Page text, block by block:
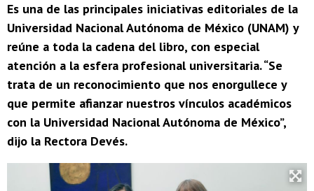
Es una de las principales iniciativas editoriales de la
Universidad Nacional Autónoma de México (UNAM) y
reúne a toda la cadena del libro, con especial
atención a la esfera profesional universitaria. “Se
trata de un reconocimiento que nos enorgullece y
que permite afianzar nuestros vínculos académicos
con la Universidad Nacional Autónoma de México”,
dijo la Rectora Devés.